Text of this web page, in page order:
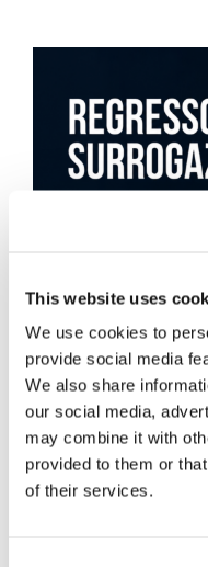
This website uses
We use cookies to
provide social media
We also share
our social media,
may combine it with
provided to them or
of their services.